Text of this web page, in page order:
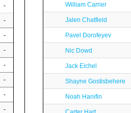
-
-
-
-
-
-
-
-
William Carrier
Jalen Chatfield
Pavel Dorofeyev
Nic Dowd
Jack Eichel
Shayne Gostisbehere
Noah Hanifin